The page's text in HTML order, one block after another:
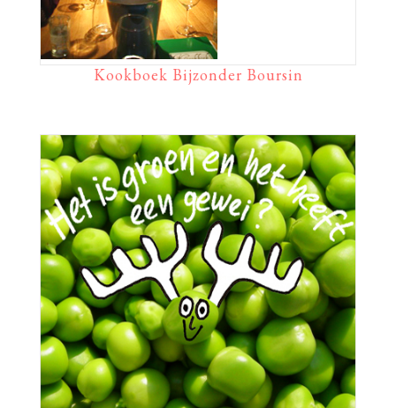
Kookboek Bijzonder Boursin